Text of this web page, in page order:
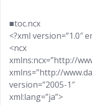
■toc.ncx
<?xml version=”1.0″
<ncx
xmlns:ncx=”http://
xmlns=”http://
version=”2005-1″
xml:lang=”ja”>